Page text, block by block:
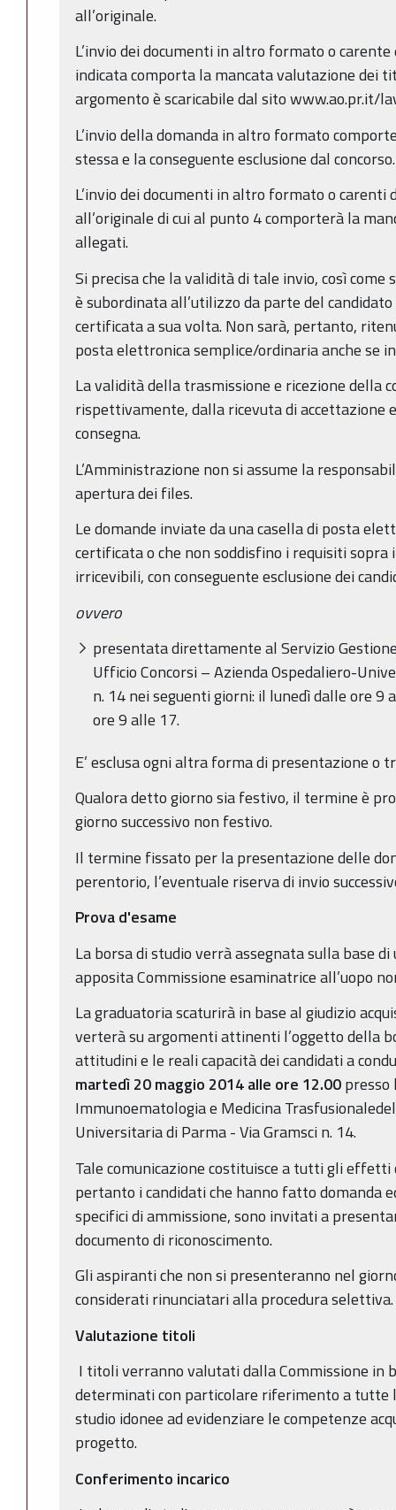
all’originale.
L’invio dei documenti in altro formato o
indicata comporta la mancata valutazione dei
argomento è scaricabile dal sito www.ao.pr.it/
L’invio della domanda in altro formato
stessa e la conseguente esclusione dal concorso.
L’invio dei documenti in altro formato o
all’originale di cui al punto 4 comporterà la
allegati.
Si precisa che la validità di tale invio, così
è subordinata all’utilizzo da parte del
certificata a sua volta. Non sarà, pertanto,
posta elettronica semplice/ordinaria anche se
La validità della trasmissione e ricezione della
rispettivamente, dalla ricevuta di accettazione
consegna.
L’Amministrazione non si assume la
apertura dei files.
Le domande inviate da una casella di posta
certificata o che non soddisfino i requisiti sopra
irricevibili, con conseguente esclusione dei
ovvero
presentata direttamente al Servizio
Ufficio Concorsi – Azienda Ospedaliero-
n. 14 nei seguenti giorni: il lunedì dalle ore 9
ore 9 alle 17.
E’ esclusa ogni altra forma di presentazione o
Qualora detto giorno sia festivo, il termine è
giorno successivo non festivo.
Il termine fissato per la presentazione delle
perentorio, l’eventuale riserva di invio
Prova d'esame
La borsa di studio verrà assegnata sulla base
apposita Commissione esaminatrice all’uopo
La graduatoria scaturirà in base al giudizio
verterà su argomenti attinenti l’oggetto della
attitudini e le reali capacità dei candidati a
martedì 20 maggio 2014 alle ore 12.00presso
Immunoematologia e Medicina
Universitaria di Parma - Via Gramsci n. 14.
Tale comunicazione costituisce a tutti gli effetti
pertanto i candidati che hanno fatto domanda
specifici di ammissione, sono invitati a
documento di riconoscimento.
Gli aspiranti che non si presenteranno nel
considerati rinunciatari alla procedura selettiva.
Valutazione titoli
I titoli verranno valutati dalla Commissione in
determinati con particolare riferimento a tutte
studio idonee ad evidenziare le competenze
progetto.
Conferimento incarico